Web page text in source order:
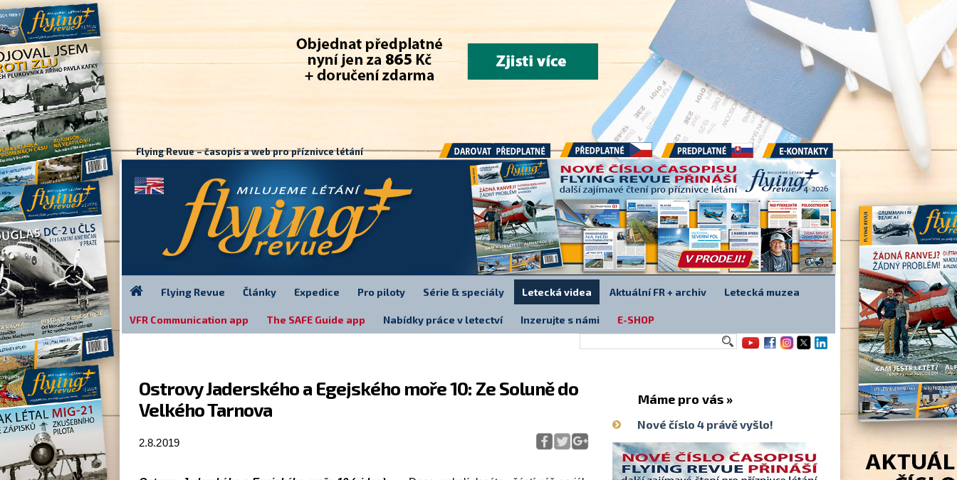
Ostrovy Jaderského a Egejského moře 10: Ze Soluně do
Velkého Tarnova
2.8.2019
Máme pro vás »
Nové číslo 4 právě vyšlo!
Flying Revue – časopis a web pro příznivce létání
Darovat předplatné Předplatné Předplatné E-kontakty
Flying Revue Články Expedice Pro piloty Série & speciály Letecká videa Aktuální FR + archiv Letecká muzea
VFR Communication app The SAFE Guide app Nabídky práce v letectví Inzerujte s námi E-SHOP